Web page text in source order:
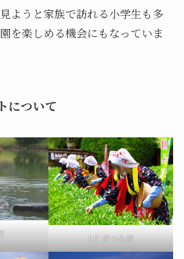
ようと家族で訪れる小学生も多
を楽しめる機会にもなっていま
について
5月 茶つみ祭